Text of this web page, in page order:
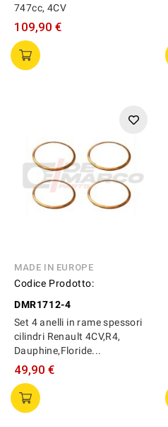
747cc, 4CV
109,90 €
MADE IN EUROPE
Codice Prodotto:
DMR1712-4
Set 4 anelli in rame spessori
cilindri Renault 4CV,R4,
Dauphine,Floride...
49,90 €